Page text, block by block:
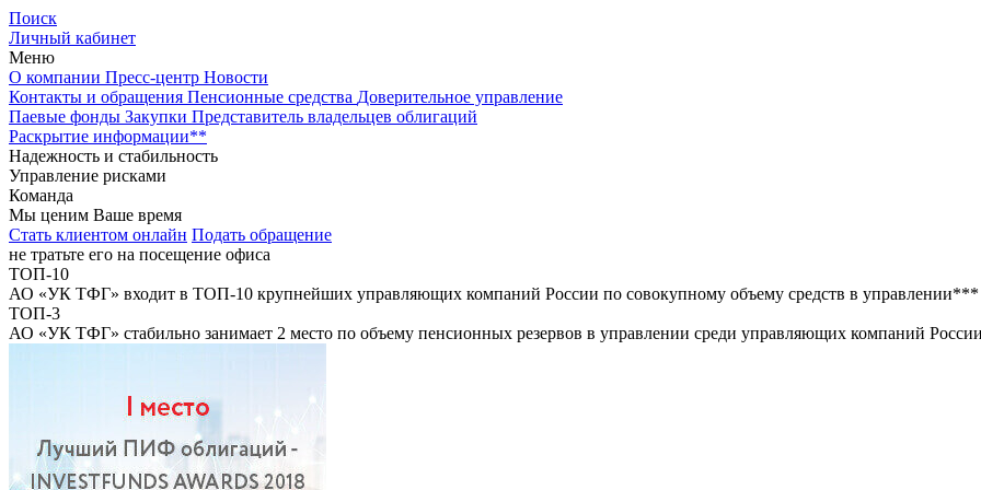
Поиск
Личный кабинет
Меню
О компании Пресс-центр Новости
Контакты и обращения Пенсионные средства Доверительное управление
Паевые фонды Закупки Представитель владельцев облигаций
Раскрытие информации**
Надежность и стабильность
Управление рисками
Команда
Мы ценим Ваше время
Cтать клиентом онлайн Подать обращение
не тратьте его на посещение офиса
TOП-10
АО «УК ТФГ» входит в ТОП-10 крупнейших управляющих компаний России по совокупному объему средств в управлении***
TOП-3
АО «УК ТФГ» стабильно занимает 2 место по объему пенсионных резервов в управлении среди управляющих компаний